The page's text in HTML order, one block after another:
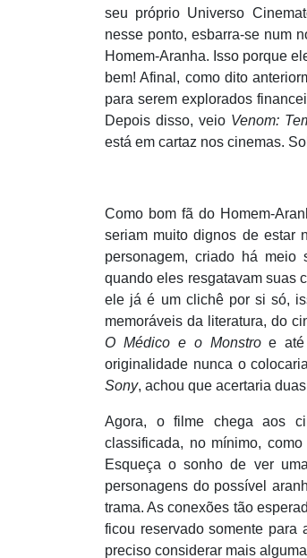
seu próprio Universo
nesse ponto, esbarra-se num
Homem-Aranha. Isso porque
bem! Afinal, como dito
para serem explorados
Depois disso, veio Venom:
está em cartaz nos cinemas.
Como bom fã do Homem-
seriam muito dignos de estar
personagem, criado há meio
quando eles resgatavam suas
ele já é um clichê por si só,
memoráveis da literatura, do
O Médico e o Monstroe até
originalidade nunca o
Sony, achou que acertaria
Agora, o filme chega aos
classificada, no mínimo,
Esqueça o sonho de ver
personagens do possível
trama. As conexões tão
ficou reservado somente para
preciso considerar mais